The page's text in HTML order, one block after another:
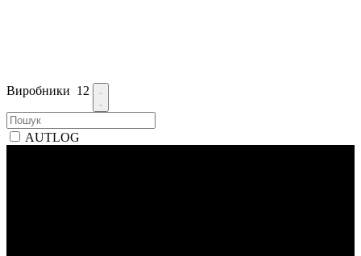
Виробники 12
AUTLOG